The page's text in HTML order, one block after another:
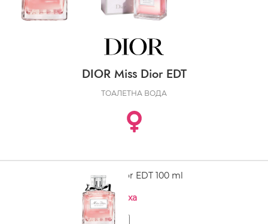
DIOR Miss Dior EDT
ТОАЛЕТНА ВОДА
DIOR Miss Dior EDT 100 ml
Нема на залиха